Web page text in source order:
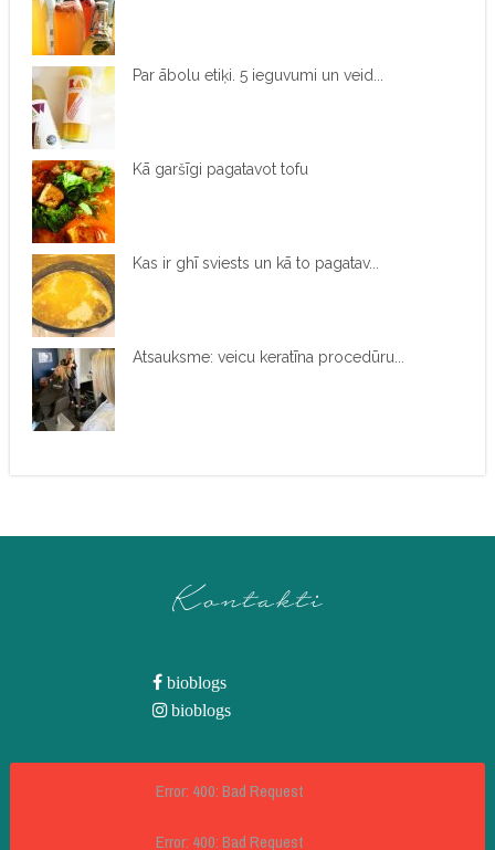
Par ābolu etiķi. 5 ieguvumi un veid...
Kā garšīgi pagatavot tofu
Kas ir ghī sviests un kā to pagatav...
Atsauksme: veicu keratīna procedūru...
Kontakti
bioblogs
bioblogs
Error: 400: Bad Request
Error: 400: Bad Request